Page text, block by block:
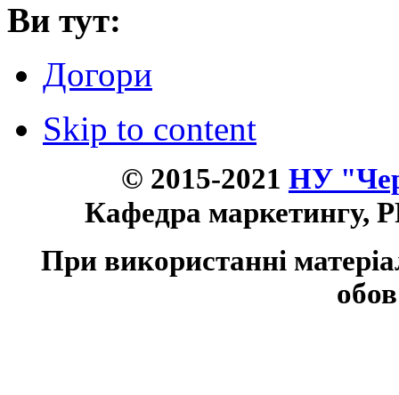
Ви тут:
Догори
Skip to content
© 2015-2021 НУ
Кафедра маркетингу,
При використанні